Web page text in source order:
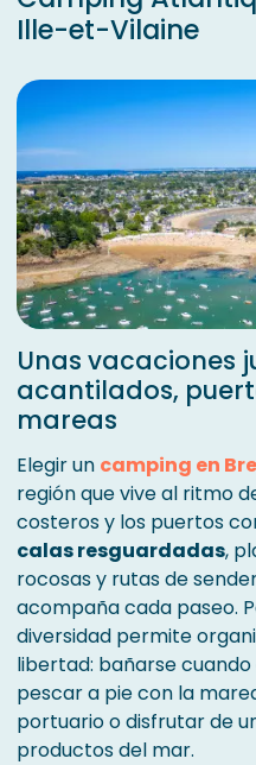
Ille-et-Vilaine
Unas vacaciones
acantilados,
mareas
Elegir un camping en
región que vive al ritmo
costeros y los puertos
calas resguardadas,
rocosas y rutas de
acompaña cada paseo.
diversidad permite
libertad: bañarse
pescar a pie con la
portuario o disfrutar de
productos del mar.